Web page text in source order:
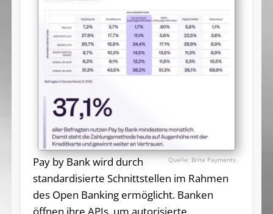
Brite Payments
Pay by Bank wird durch
standardisierte Schnittstellen im Rahmen
des Open Banking ermöglicht. Banken
öffnen ihre APIs, um autorisierte